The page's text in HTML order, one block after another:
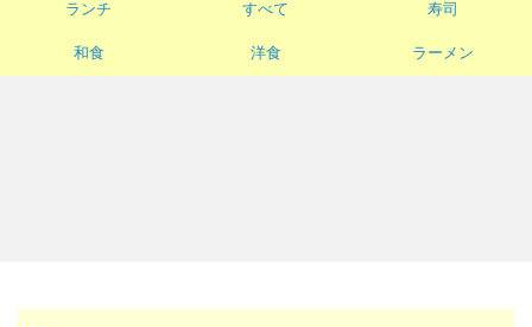
ランチ すべて 寿司
和食 洋食 ラーメン